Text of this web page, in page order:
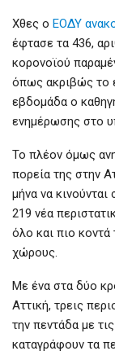
Χθες ο ΕΟΔΥ
έφτασε τα 436,
κορονοϊού
όπως ακριβώς το
εβδομάδα ο
ενημέρωσης στο
Το πλέον όμως
πορεία της στην
μήνα να
219 νέα
όλο και πιο
χώρους.
Με ένα στα δύο
Αττική, τρεις
την πεντάδα με
καταγράφουν τα